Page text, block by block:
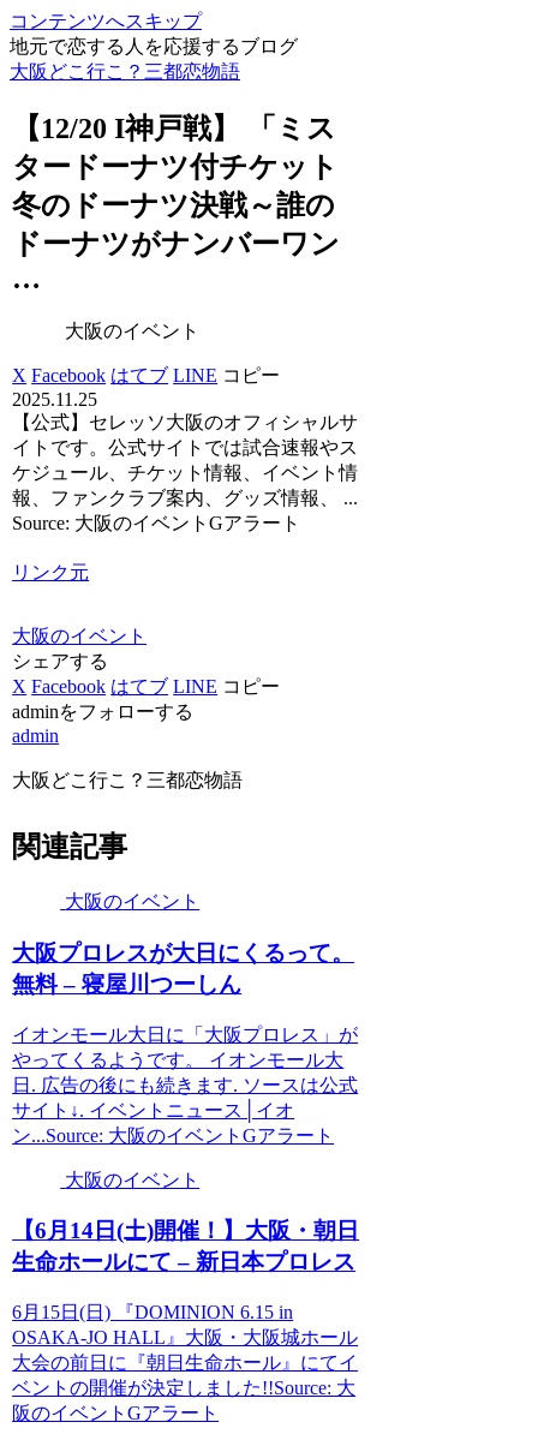
コンテンツへスキップ
地元で恋する人を応援するブログ
大阪どこ行こ？三都恋物語
【12/20 I神戸戦】 「ミス
タードーナツ付チケット
冬のドーナツ決戦～誰の
ドーナツがナンバーワン
…
大阪のイベント
X Facebook はてブ LINE コピー
2025.11.25
【公式】セレッソ大阪のオフィシャルサ
イトです。公式サイトでは試合速報やス
ケジュール、チケット情報、イベント情
報、ファンクラブ案内、グッズ情報、 ...
Source: 大阪のイベントGアラート
リンク元
大阪のイベント
シェアする
X Facebook はてブ LINE コピー
adminをフォローする
admin
大阪どこ行こ？三都恋物語
関連記事
大阪のイベント
大阪プロレスが大日にくるって。
無料 – 寝屋川つーしん
イオンモール大日に「大阪プロレス」が
やってくるようです。 イオンモール大
日. 広告の後にも続きます. ソースは公式
サイト↓. イベントニュース│イオ
ン...Source: 大阪のイベントGアラート
大阪のイベント
【6月14日(土)開催！】 大阪 ・朝日
生命ホールにて – 新日本プロレス
6月15日(日) 『DOMINION 6.15 in
OSAKA-JO HALL』大阪・大阪城ホール
大会の前日に『朝日生命ホール』にてイ
ベントの開催が決定しました!!Source: 大
阪のイベントGアラート